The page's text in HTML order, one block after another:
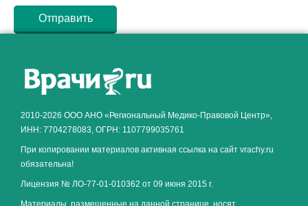
2010-2026 ООО АНО «Региональный Медико-Правовой Центр»,
ИНН: 7704278083, ОГРН: 1107799035761
При копировании материалов активная ссылка на сайт vrachy.ru
обязательна!
Лицензия № ЛО-77-01-010362 от 09 июня 2015 г.
Материалы, размещенные на данной странице, носят